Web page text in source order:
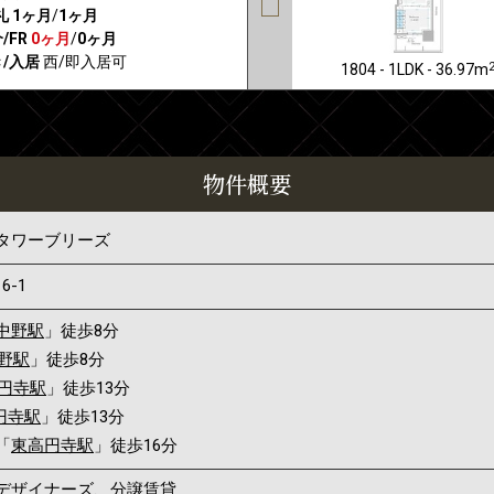
1ヶ月 /1ヶ月
FR 0ヶ月 /0ヶ月
/入居西/即入居可 1804 - 1LDK - 36.97m
物件概要
ワーブリーズ
1
野駅 」徒歩8分
駅 」徒歩8分
寺駅 」徒歩13分
寺駅 」徒歩13分
東高円寺駅 」徒歩16分
ザイナーズ、分譲賃貸